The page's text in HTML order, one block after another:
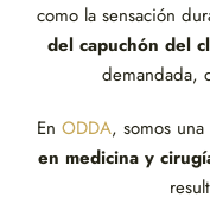
como la sensación
del capuchón del
demandada,
En ODDA, somos una
en medicina y